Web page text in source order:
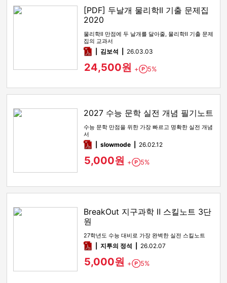
[PDF] 두날개 물리학II 기출 문제집
2020
물리학Ⅱ 만점에 두 날개를 달아줄, 물리학II 기출 문제
집의 교과서
pdf김보석 26.03.03
24,500원 + Point
5%
2027 수능 문학 실전 개념 필기노트
수능 문학 만점을 위한 가장 빠르고 명확한 실전 개념
서
pdfslowmode 26.02.12
5,000원 + Point
5%
BreakOut 지구과학 Ⅱ 스킬노트 3단
원
27학년도 수능 대비로 가장 완벽한 실전 스킬노트
pdf지투의 정석 26.02.07
5,000원 + Point
5%